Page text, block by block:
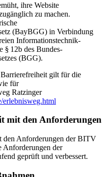
ihre Website
zu machen.
(BayBGG) in Verbindung
Informationstechnik-
12b des Bundes-
(BGG).
gilt für die
für
Ratzinger
mit den Anforderungen
den Anforderungen der BITV
Anforderungen der
geprüft und verbessert.